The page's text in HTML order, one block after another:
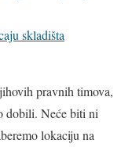
skladišta
pravnih timova,
dobili. Neće biti ni
lokaciju na